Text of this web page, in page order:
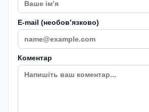
E-mail (необовʼязково)
Коментар